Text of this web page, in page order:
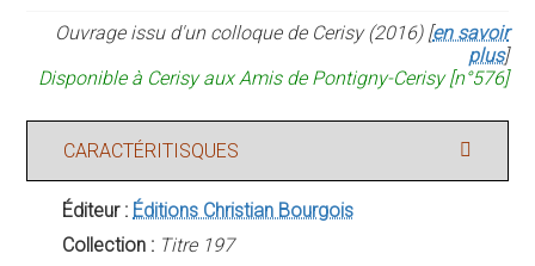
Ouvrage issu d'un colloque de Cerisy (2016) [en savoir
plus]
Disponible à Cerisy aux Amis de Pontigny-Cerisy [n°576]
CARACTÉRITISQUES
Éditeur : Éditions Christian Bourgois
Collection : Titre 197